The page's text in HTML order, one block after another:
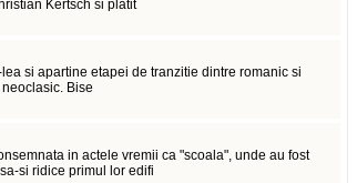
Kertsch si platit
si apartine etapei de tranzitie dintre romanic si
Bise
in actele vremii ca "scoala", unde au fost
si ridice primul lor edifi